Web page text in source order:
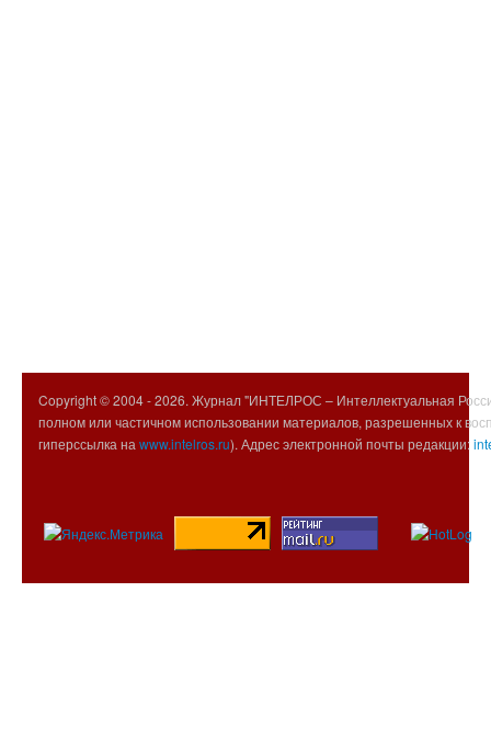
Copyright © 2004 -2026. Журнал "ИНТЕЛРОС – Интеллектуальная
полном или частичном использовании материалов, разрешенных к
гиперссылка на www.intelros.ru). Адрес электронной почты редакции: